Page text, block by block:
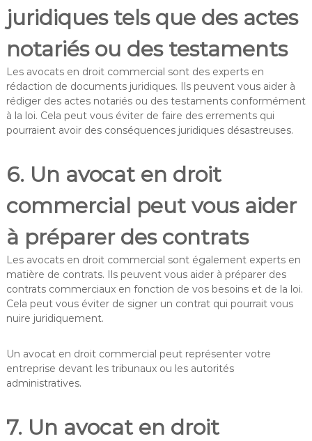
juridiques tels que des actes
notariés ou des testaments
Les avocats en droit commercial sont des experts en
rédaction de documents juridiques. Ils peuvent vous aider à
rédiger des actes notariés ou des testaments conformément
à la loi. Cela peut vous éviter de faire des errements qui
pourraient avoir des conséquences juridiques désastreuses.
6. Un avocat en droit
commercial peut vous aider
à préparer des contrats
Les avocats en droit commercial sont également experts en
matière de contrats. Ils peuvent vous aider à préparer des
contrats commerciaux en fonction de vos besoins et de la loi.
Cela peut vous éviter de signer un contrat qui pourrait vous
nuire juridiquement.
Un avocat en droit commercial peut représenter votre
entreprise devant les tribunaux ou les autorités
administratives.
7. Un avocat en droit